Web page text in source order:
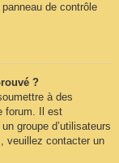
de contrôle
?
à des
forum. Il est
groupe d’utilisateurs
veuillez contacter un